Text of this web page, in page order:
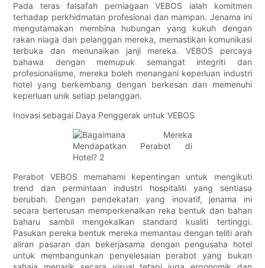
Pada teras falsafah perniagaan VEBOS ialah komitmen
terhadap perkhidmatan profesional dan mampan. Jenama ini
mengutamakan membina hubungan yang kukuh dengan
rakan niaga dan pelanggan mereka, memastikan komunikasi
terbuka dan menunaikan janji mereka. VEBOS percaya
bahawa dengan memupuk semangat integriti dan
profesionalisme, mereka boleh menangani keperluan industri
hotel yang berkembang dengan berkesan dan memenuhi
keperluan unik setiap pelanggan.
Inovasi sebagai Daya Penggerak untuk VEBOS
Perabot VEBOS memahami kepentingan untuk mengikuti
trend dan permintaan industri hospitaliti yang sentiasa
berubah. Dengan pendekatan yang inovatif, jenama ini
secara berterusan memperkenalkan reka bentuk dan bahan
baharu sambil mengekalkan standard kualiti tertinggi.
Pasukan pereka bentuk mereka memantau dengan teliti arah
aliran pasaran dan bekerjasama dengan pengusaha hotel
untuk membangunkan penyelesaian perabot yang bukan